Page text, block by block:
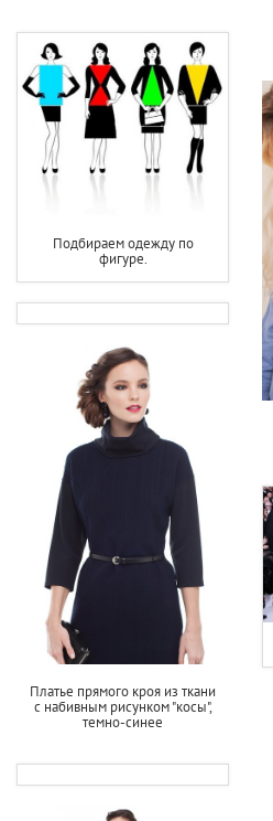
Подбираем одежду по
фигуре.
Платье прямого кроя из ткани
с набивным рисунком "косы",
темно-синее